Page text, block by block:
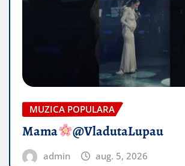
MUZICA POPULARA
Mama @VladutaLupau
admin aug. 5, 2026